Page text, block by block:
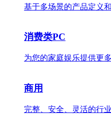
基于多场景的产品定义
消费类PC
为您的家庭娱乐提供更
商用
完整、安全、灵活的行